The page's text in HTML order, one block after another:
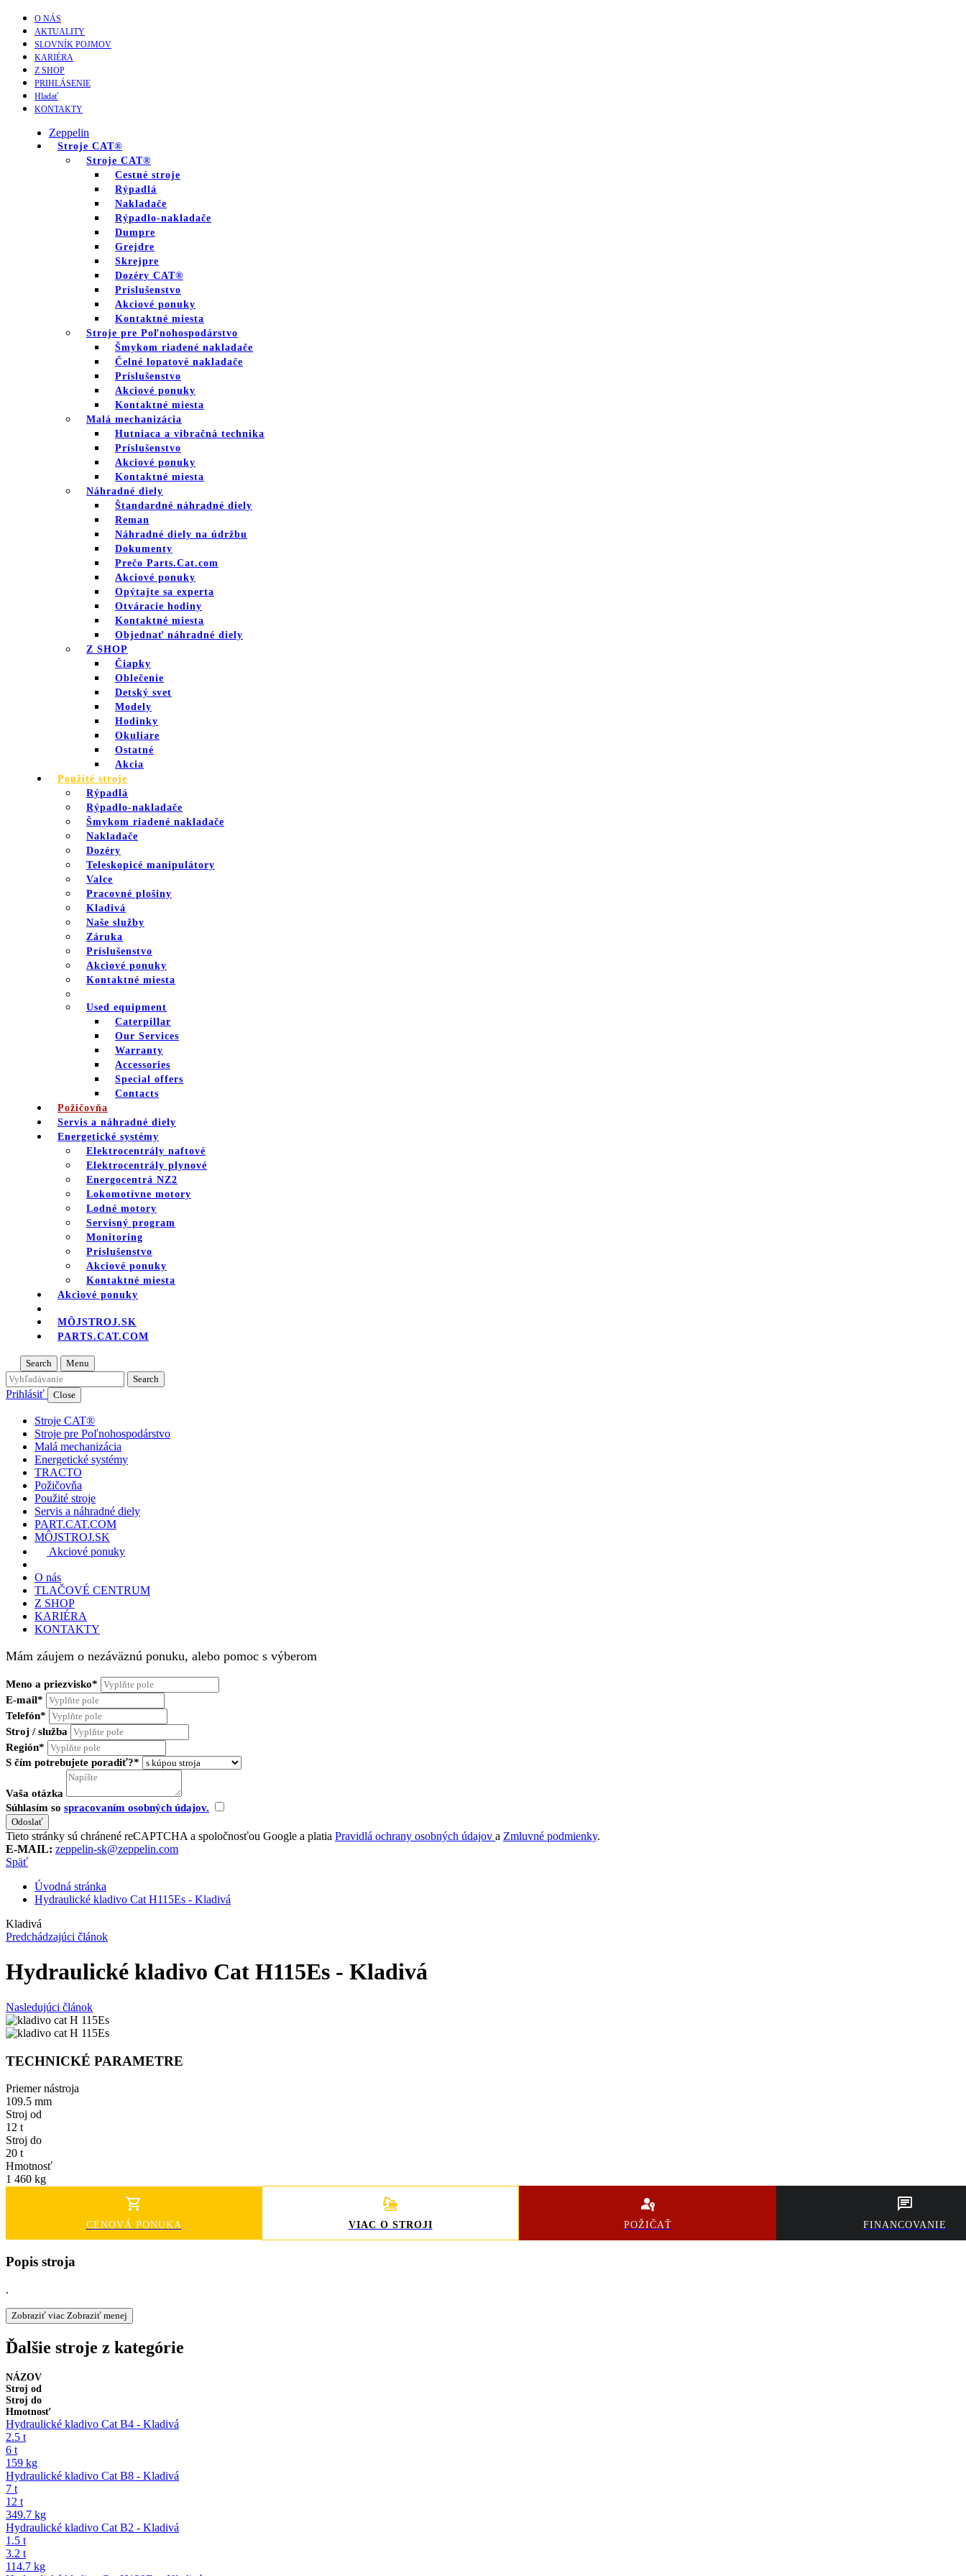
O NÁS
AKTUALITY
SLOVNÍK POJMOV
KARIÉRA
Z SHOP
PRIHLÁSENIE
Hladať
KONTAKTY
Zeppelin
Stroje CAT®
Stroje CAT®
Cestné stroje
Rýpadlá
Nakladače
Rýpadlo-nakladače
Dumpre
Grejdre
Skrejpre
Dozéry CAT®
Príslušenstvo
Akciové ponuky
Kontaktné miesta
Stroje pre Poľnohospodárstvo
Šmykom riadené nakladače
Čelné lopatové nakladače
Príslušenstvo
Akciové ponuky
Kontaktné miesta
Malá mechanizácia
Hutniaca a vibračná technika
Príslušenstvo
Akciové ponuky
Kontaktné miesta
Náhradné diely
Štandardné náhradné diely
Reman
Náhradné diely na údržbu
Dokumenty
Prečo Parts.Cat.com
Akciové ponuky
Opýtajte sa experta
Otváracie hodiny
Kontaktné miesta
Objednať náhradné diely
Z SHOP
Čiapky
Oblečenie
Detský svet
Modely
Hodinky
Okuliare
Ostatné
Akcia
Použité stroje
Rýpadlá
Rýpadlo-nakladače
Šmykom riadené nakladače
Nakladače
Dozéry
Teleskopicé manipulátory
Valce
Pracovné plošiny
Kladivá
Naše služby
Záruka
Príslušenstvo
Akciové ponuky
Kontaktné miesta
Used equipment
Caterpillar
Our Services
Warranty
Accessories
Special offers
Contacts
Požičovňa
Servis a náhradné diely
Energetické systémy
Elektrocentrály naftové
Elektrocentrály plynové
Energocentrá NZ2
Lokomotívne motory
Lodné motory
Servisný program
Monitoring
Príslušenstvo
Akciové ponuky
Kontaktné miesta
Akciové ponuky
MÔJSTROJ.SK
PARTS.CAT.COM
Search Menu
Prihlásiť Close
Stroje CAT®
Stroje pre Poľnohospodárstvo
Malá mechanizácia
Energetické systémy
TRACTO
Požičovňa
Použité stroje
Servis a náhradné diely
PART.CAT.COM
MÔJSTROJ.SK
Akciové ponuky
O nás
TLAČOVÉ CENTRUM
Z SHOP
KARIÉRA
KONTAKTY
Mám záujem o nezáväznú ponuku, alebo pomoc s výberom
Meno a priezvisko*
E-mail*
Telefón*
Stroj / služba
Región*
S čím potrebujete poradiť?*
Vaša otázka
Súhlasím so spracovaním osobných údajov.
Tieto stránky sú chránené reCAPTCHA a spoločnosťou Google a platia Pravidlá ochrany osobných údajov a Zmluvné podmienky.
E-MAIL: zeppelin-sk@zeppelin.com
Späť
Úvodná stránka
Hydraulické kladivo Cat H115Es - Kladivá
Kladivá
Predchádzajúci článok
Hydraulické kladivo Cat H115Es - Kladivá
Nasledujúci článok
TECHNICKÉ PARAMETRE
Priemer nástroja
109.5 mm
Stroj od
12 t
Stroj do
20 t
Hmotnosť
1 460 kg
CENOVÁ PONUKA VIAC O STROJI POŽIČAŤ FINANCOVANIE
Popis stroja
.
Zobraziť viac Zobraziť menej
Ďalšie stroje z kategórie
NÁZOV
Stroj od
Stroj do
Hmotnosť
Hydraulické kladivo Cat B4 - Kladivá
2.5 t
6 t
159 kg
Hydraulické kladivo Cat B8 - Kladivá
7 t
12 t
349.7 kg
Hydraulické kladivo Cat B2 - Kladivá
1.5 t
3.2 t
114.7 kg